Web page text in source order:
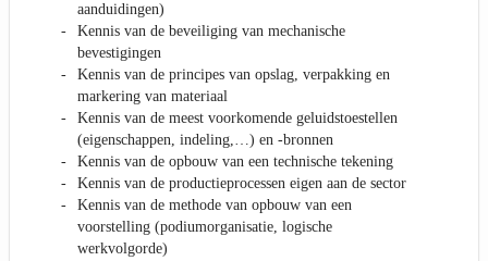
aanduidingen)
Kennis van de beveiliging van mechanische
bevestigingen
Kennis van de principes van opslag, verpakking en
markering van materiaal
Kennis van de meest voorkomende geluidstoestellen
(eigenschappen, indeling,…) en -bronnen
Kennis van de opbouw van een technische tekening
Kennis van de productieprocessen eigen aan de sector
Kennis van de methode van opbouw van een
voorstelling (podiumorganisatie, logische
werkvolgorde)